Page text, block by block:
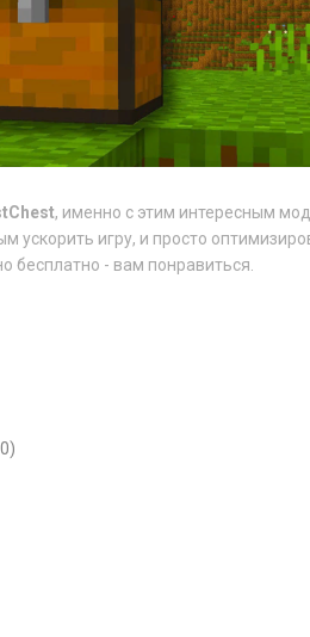
, именно с этим интересным
игру, и просто
бесплатно - вам понравиться.